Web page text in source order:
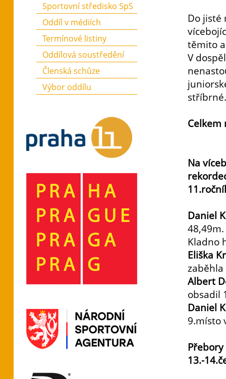
Do jisté
těmito
V
stříbrné.
Celkem
Na
Daniel
48,49m.
Kladno
Eliška
zaběhla
Albert
obsadil
Daniel
9.místo
13.-
Sportovní středisko SpS
Oddíl v médiích
Termínové listiny
Oddílová soustředění
Členská schůze
Výbor oddílu